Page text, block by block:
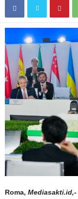
Roma, Mediasakti.id,-